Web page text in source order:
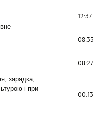
–
зарядка,
і при
12:37
08:33
08:27
00:13